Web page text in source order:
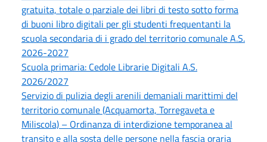
gratuita, totale o parziale dei libri di testo sotto forma
di buoni libro digitali per gli studenti frequentanti la
scuola secondaria di i grado del territorio comunale A.S.
2026-2027
Scuola primaria: Cedole Librarie Digitali A.S.
2026/2027
Servizio di pulizia degli arenili demaniali marittimi del
territorio comunale (Acquamorta, Torregaveta e
Miliscola) – Ordinanza di interdizione temporanea al
transito e alla sosta delle persone nella fascia oraria